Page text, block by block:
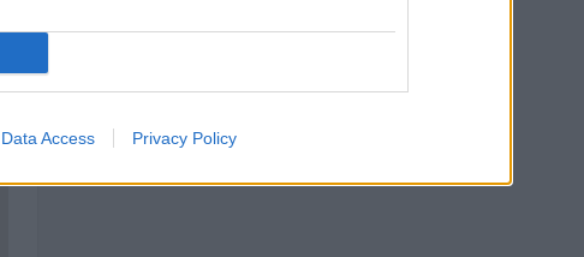
Data Access Privacy Policy